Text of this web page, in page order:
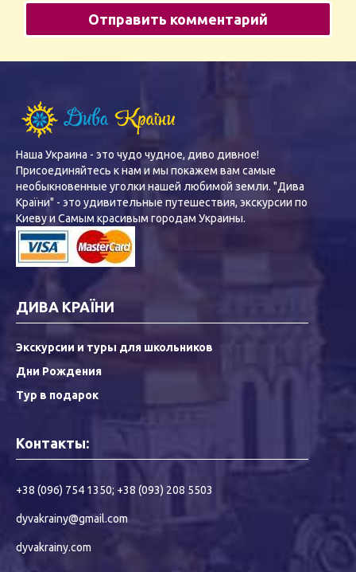
Наша Украина - это чудо чудное, диво дивное!
Присоединяйтесь к нам и мы покажем вам самые
необыкновенные уголки нашей любимой земли. "Дива
Країни" - это удивительные путешествия, экскурсии по
Киеву и Самым красивым городам Украины.
ДИВА КРАЇНИ
Экскурсии и туры для школьников
Дни Рождения
Тур в подарок
Контакты:
+38 (096) 754 1350; +38 (093) 208 5503
dyvakrainy@gmail.com
dyvakrainy.com